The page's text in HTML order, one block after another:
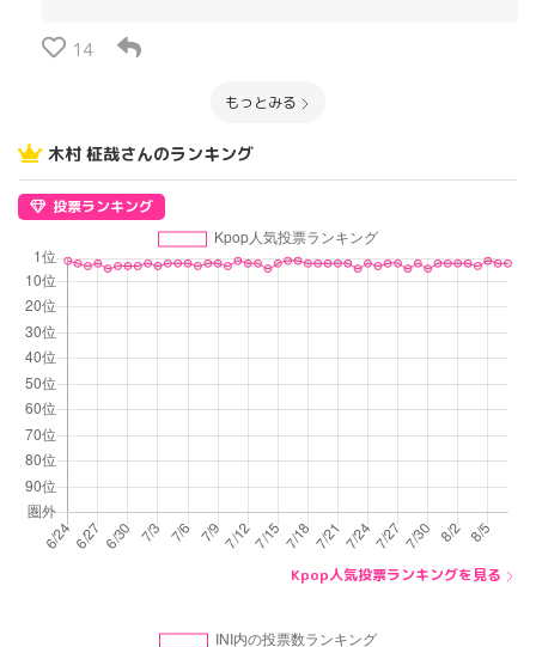
14
もっとみる
木村 柾哉さんのランキング
投票ランキング
Kpop人気投票ランキングを見る